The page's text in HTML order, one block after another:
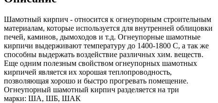
Шамотный кирпич - относится к огнеупорным строительным
материалам, которые используется для внутренней облицовки
печей, каминов, дымоходов и т.д. Огнеупорные шамотные
кирпичи выдерживают температуру до 1400-1800 С, а так же
способны выдержать воздействие различных хим. веществ.
Еще одним полезным свойством огнеупорных шамотных
кирпичей является их хорошая теплопроводность,
позволяющая хорошо и быстро прогревать помещение.
Огнеупорный шамотный кирпич разделяется на три
марки: ША, ШБ, ШАК